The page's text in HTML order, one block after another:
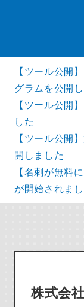
【ツール公開
グラムを公開
【ツール公開
した
【ツール公開
開しました
【名刺が無料
が開始されまし
株式会